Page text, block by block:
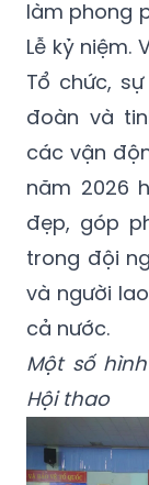
làm phong
Lễ kỷ niệm.
Tổ chức,
đoàn và
các vận
năm 2026
đẹp, góp
trong đội
và người
cả nước.
Một số
Hội thao